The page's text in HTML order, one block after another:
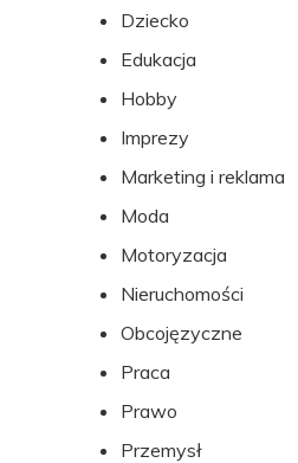
Dziecko
Edukacja
Hobby
Imprezy
Marketing i reklama
Moda
Motoryzacja
Nieruchomości
Obcojęzyczne
Praca
Prawo
Przemysł